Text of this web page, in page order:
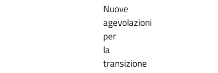
Nuove
agevolazioni
per
la
transizione